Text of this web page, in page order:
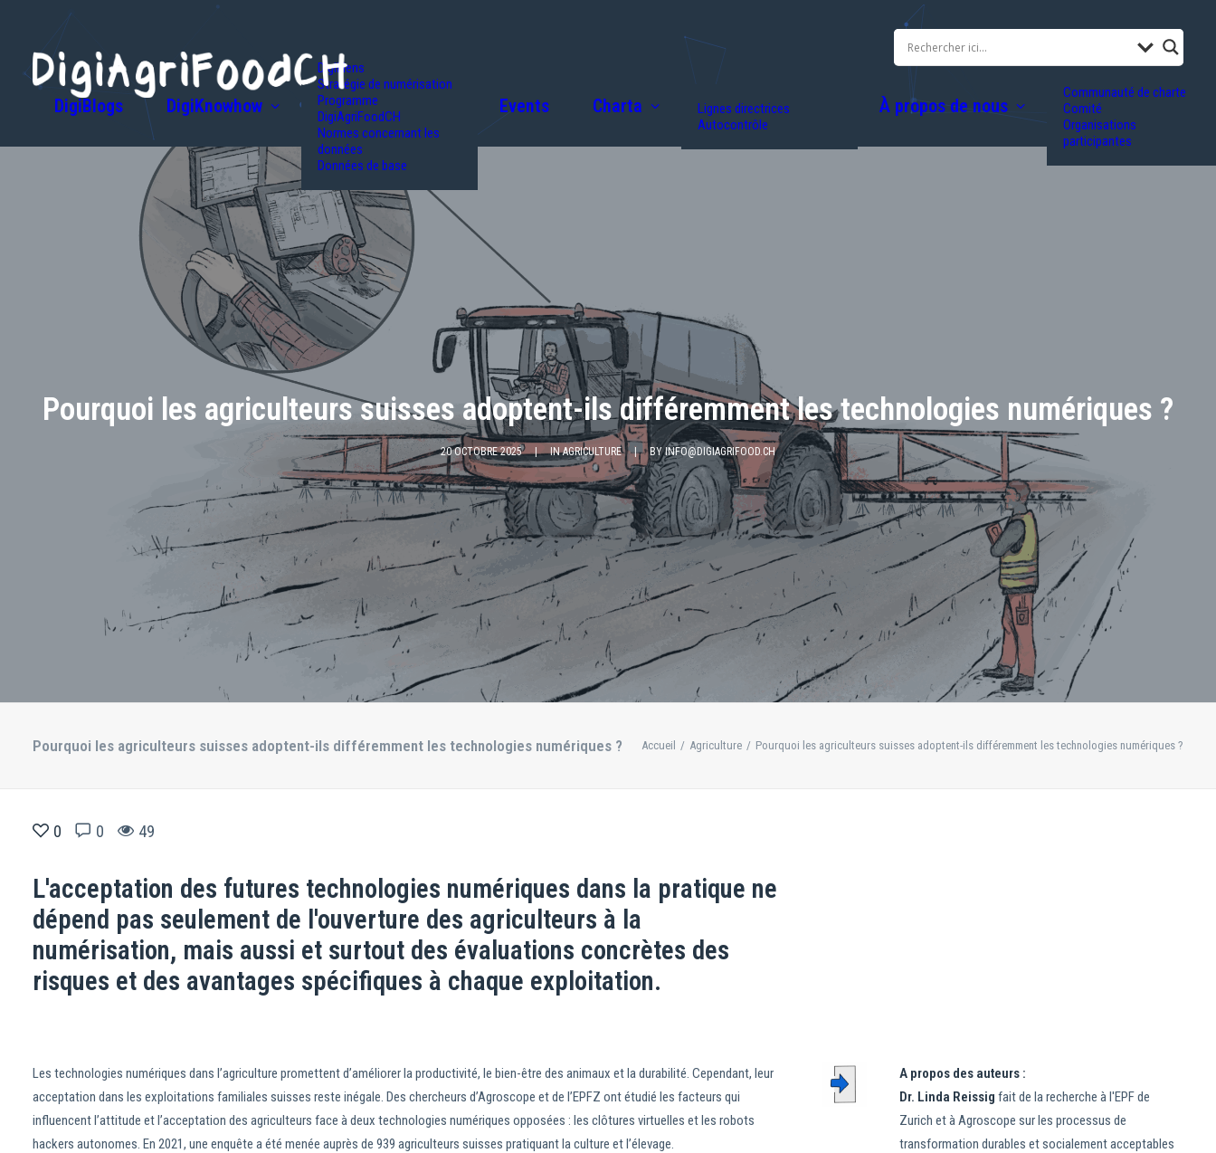
DigiBlogs DigiKnowhow
DigiLiens
Stratégie de numérisation
Programme
DigiAgriFoodCH
Normes concernant les
données
Données de base
Events Charta
Lignes directrices
Autocontrôle
À propos de nous
Communauté de charte
Comité
Organisations
participantes
Pourquoi les agriculteurs suisses adoptent-ils différemment les technologies numériques ?
20 OCTOBRE 2025 | INAGRICULTURE | BYINFO@DIGIAGRIFOOD.CH
Pourquoi les agriculteurs suisses adoptent-ils différemment les technologies numériques ? Accueil Agriculture Pourquoi les agriculteurs suisses adoptent-ils différemment les technologies numériques ?
0 0 49
L'acceptation des futures technologies numériques dans la pratique ne
dépend pas seulement de l'ouverture des agriculteurs à la
numérisation, mais aussi et surtout des évaluations concrètes des
risques et des avantages spécifiques à chaque exploitation.
Les technologies numériques dans l’agriculture promettent d’améliorer la productivité, le bien-être des animaux et la durabilité. Cependant, leur
acceptation dans les exploitations familiales suisses reste inégale. Des chercheurs d’Agroscope et de l’EPFZ ont étudié les facteurs qui
influencent l’attitude et l’acceptation des agriculteurs face à deux technologies numériques opposées : les clôtures virtuelles et les robots
hackers autonomes. En 2021, une enquête a été menée auprès de 939 agriculteurs suisses pratiquant la culture et l’élevage.
A propos des auteurs :
Dr. Linda Reissig fait de la recherche à l'EPF de
Zurich et à Agroscope sur les processus de
transformation durables et socialement acceptables